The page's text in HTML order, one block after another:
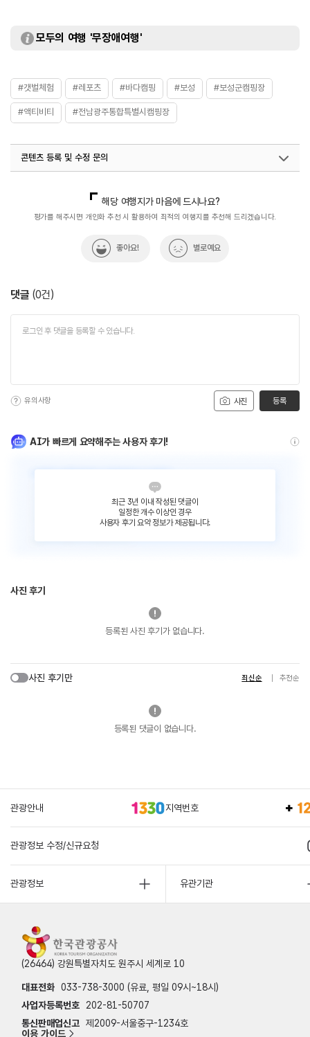
모두의 여행 '무장애여행'
#갯벌체험 #레포츠 #바다캠핑 #보성 #보성군캠핑장
#액티비티 #전남광주통합특별시캠핑장
콘텐츠 등록 및 수정 문의
해당 여행지가 마음에 드시나요?
평가를 해주시면 개인화 추천 시 활용하여 최적의 여행지를 추천해 드리겠습니다.
좋아요! 별로예요
댓글 (0건)
사진
유의사항 등록
AI가 빠르게 요약해주는 사용자 후기!
최근 3년 이내 작성된 댓글이
일정한 개수 이상인 경우
사용자 후기 요약 정보가 제공됩니다.
사진 후기
등록된 사진 후기가 없습니다.
사진 후기만 최신순 추천순
등록된 댓글이 없습니다.
관광안내 지역번호
관광정보 수정/신규요청
관광정보 유관기관
(26464) 강원특별자치도 원주시 세계로 10
대표전화 033-738-3000 (유료, 평일 09시~18시)
사업자등록번호
202-81-50707
통신판매업신고 제2009-서울중구-1234호
이용 가이드